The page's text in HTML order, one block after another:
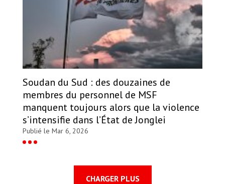
Soudan du Sud : des douzaines de
membres du personnel de MSF
manquent toujours alors que la violence
s’intensifie dans l’État de Jonglei
Publié le Mar 6, 2026
CHARGER PLUS